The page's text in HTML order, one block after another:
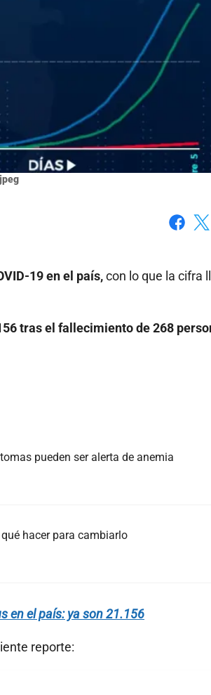
19 en el país,con lo que la cifra
tras el fallecimiento de 268
pueden ser alerta de anemia
hacer para cambiarlo
en el país: ya son 21.156
reporte: